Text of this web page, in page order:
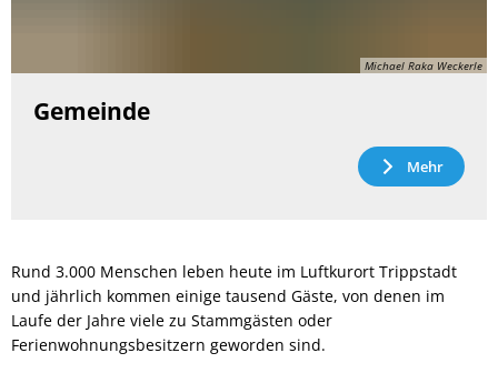
Michael Raka Weckerle
Gemeinde
Mehr
Rund 3.000 Menschen leben heute im Luftkurort Trippstadt
und jährlich kommen einige tausend Gäste, von denen im
Laufe der Jahre viele zu Stammgästen oder
Ferienwohnungsbesitzern geworden sind.